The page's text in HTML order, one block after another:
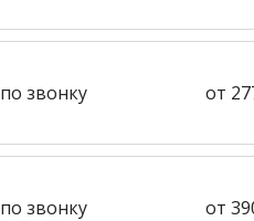
по звонку от
по звонку от